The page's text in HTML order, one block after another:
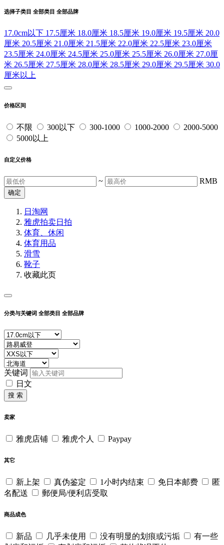
选择子类目 全部类目 全部品牌
17.0cm以下 17.5厘米 18.0厘米 18.5厘米 19.0厘米 19.5厘米 20.0
厘米 20.5厘米 21.0厘米 21.5厘米 22.0厘米 22.5厘米 23.0厘米
23.5厘米 24.0厘米 24.5厘米 25.0厘米 25.5厘米 26.0厘米 27.0厘
米 26.5厘米 27.5厘米 28.0厘米 28.5厘米 29.0厘米 29.5厘米 30.0
厘米以上
价格区间
不限 300以下 300-1000 1000-2000
2000-5000
5000以上
自定义价格
~ RMB
确定
日淘网
雅虎拍卖日拍
体育、休闲
体育用品
滑雪
靴子
收藏此页
分类与关键词 全部类目 全部品牌
关键词
日文
搜 索
卖家
雅虎店铺 雅虎个人 Paypay
其它
新上架 真伪鉴定 1小时内结束 免日本邮费
匿
名配送
郵便局/便利店受取
商品成色
新品 几乎未使用 没有明显的划痕或污垢
有一些